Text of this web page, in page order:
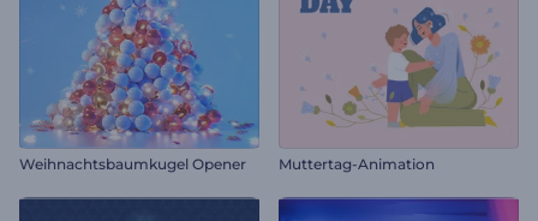
Weihnachtsbaumkugel Opener Muttertag-Animation